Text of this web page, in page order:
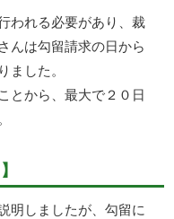
われる必要があり、裁
んは勾留請求の日から
ました。
とから、最大で２０日
明しましたが、勾留に